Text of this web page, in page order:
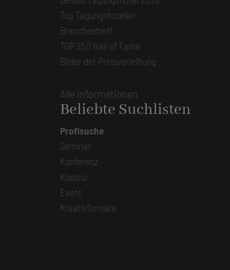
Top Tagungshotelier
Branchentreff
TOP 250 Hall of Fame
Bilder der Preisverleihung
Alle Informationen
Beliebte Suchlisten
Profisuche
Seminar
Konferenz
Klausur
Event
Kreativformate